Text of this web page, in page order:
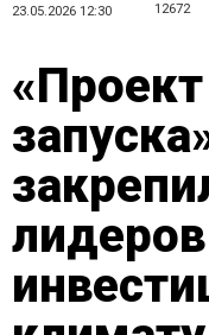
23.05.2026 12:30 12672